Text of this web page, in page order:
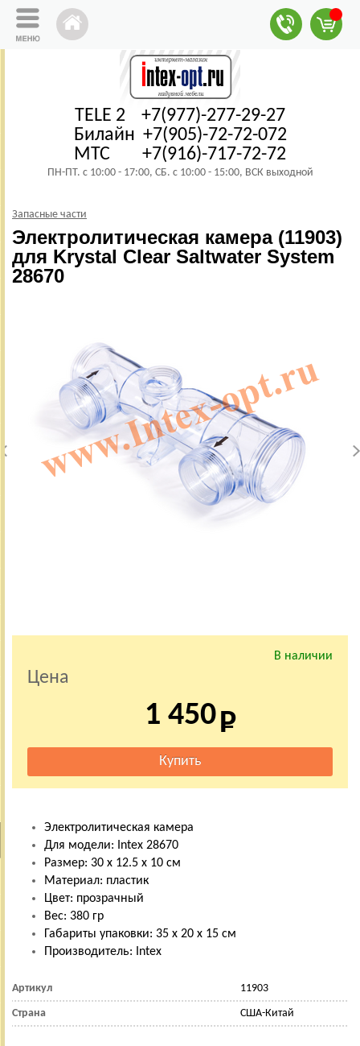
TELE 2 +7(977)-277-29-27
Билайн +7(905)-72-72-072
МТС +7(916)-717-72-72
ПН-ПТ. с 10:00 - 17:00, СБ. с 10:00 - 15:00, ВСК выходной
Запасные части
Электролитическая камера (11903)
для Krystal Clear Saltwater System
28670
В наличии
Цена
1 450
Электролитическая камера
Для модели: Intex 28670
Размер: 30 х 12.5 х 10 см
Материал: пластик
Цвет: прозрачный
Вес: 380 гр
Габариты упаковки: 35 х 20 х 15 см
Производитель: Intex
Артикул 11903
Страна США-Китай